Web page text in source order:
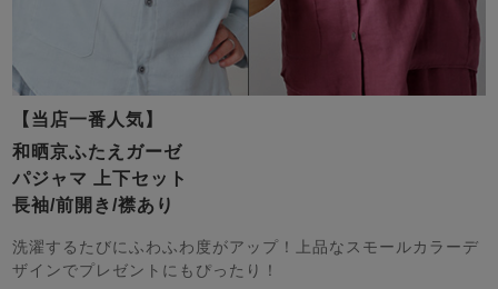
【当店一番人気】
和晒京ふたえガーゼ
パジャマ 上下セット
長袖/前開き/襟あり
洗濯するたびにふわふわ度がアップ！上品なスモールカラーデ
ザインでプレゼントにもぴったり！